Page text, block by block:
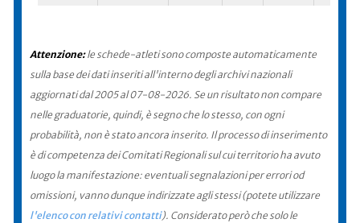
Attenzione:le schede-atleti sono composte automaticamente
sulla base dei dati inseriti all'interno degli archivi nazionali
aggiornati dal 2005 al 07-08-2026. Se un risultato non compare
nelle graduatorie, quindi, è segno che lo stesso, con ogni
probabilità, non è stato ancora inserito. Il processo di inserimento
è di competenza dei Comitati Regionali sul cui territorio ha avuto
luogo la manifestazione: eventuali segnalazioni per errori od
omissioni, vanno dunque indirizzate agli stessi (potete utilizzare
l'elenco con relativi contatti). Considerato però che solo le